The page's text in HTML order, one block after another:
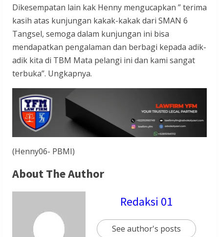
Dikesempatan lain kak Henny mengucapkan ” terima
kasih atas kunjungan kakak-kakak dari SMAN 6
Tangsel, semoga dalam kunjungan ini bisa
mendapatkan pengalaman dan berbagi kepada adik-
adik kita di TBM Mata pelangi ini dan kami sangat
terbuka”. Ungkapnya.
(Henny06- PBMI)
About The Author
Redaksi 01
See author's posts